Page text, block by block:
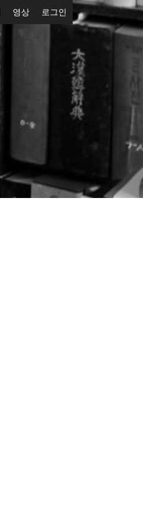
영상 로그인